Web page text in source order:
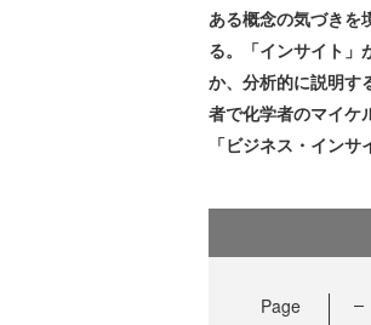
ある概念の気づきを
る。「インサイト」
か、分析的に説明す
者で化学者のマイケ
「ビジネス・インサ
Page